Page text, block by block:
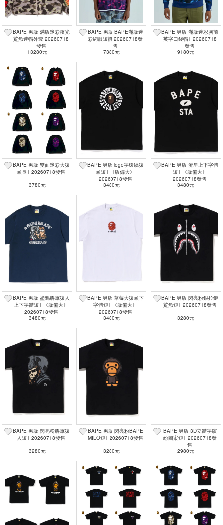
BAPE 男版 滿版迷彩夜光
鯊魚連帽外套 20260718
發售
13280元
BAPE 男版 BAPE滿版迷
彩網眼短襯 20260718發
售
7380元
BAPE 男版 滿版迷彩胸前
英字口袋帽T 20260718
發售
9180元
BAPE 男版 雙面迷彩大猿
頭長T 20260718發售
3780元
BAPE 男版 logo字環繞猿
頭短T 《版偏大》
20260718發售
3480元
BAPE 男版 流星上下字體
短T 《版偏大》
20260718發售
3480元
BAPE 男版 塗鴉將軍猿人
上下字體短T 《版偏大》
20260718發售
3480元
BAPE 男版 草莓大猿頭下
字體短T 《版偏大》
20260718發售
3480元
BAPE 男版 閃亮粉銀拉鏈
鯊魚短T 20260718發售
3280元
BAPE 男版 閃亮粉將軍猿
人短T 20260718發售
3280元
BAPE 男版 閃亮粉BAPE
MILO短T 20260718發售
3280元
BAPE 男版 3D立體字繽
紛圖案短T 20260718發
售
2980元